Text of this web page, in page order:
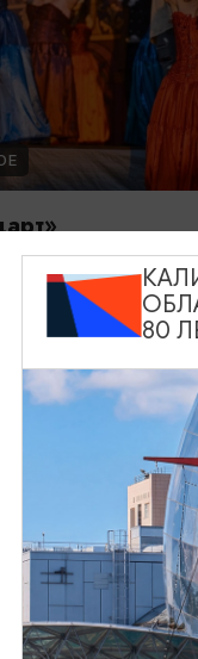
18:00, 7.08 и
Шаакен, пос.
80